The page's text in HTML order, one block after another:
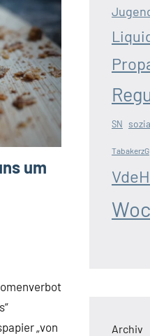
um
„von
SN
TabakerzG
VdeH
Archiv